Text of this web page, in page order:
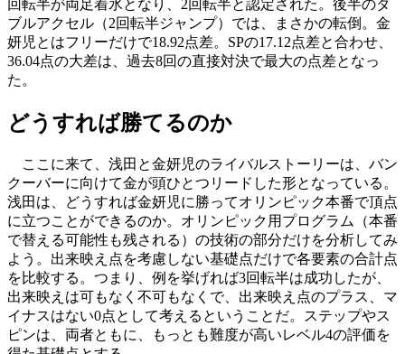
回転半が両足着氷となり、2回転半と認定された。後半のダ
ブルアクセル（2回転半ジャンプ）では、まさかの転倒。金
妍児とはフリーだけで18.92点差。SPの17.12点差と合わせ、
36.04点の大差は、過去8回の直接対決で最大の点差となっ
た。
どうすれば勝てるのか
ここに来て、浅田と金妍児のライバルストーリーは、バン
クーバーに向けて金が頭ひとつリードした形となっている。
浅田は、どうすれば金妍児に勝ってオリンピック本番で頂点
に立つことができるのか。オリンピック用プログラム（本番
で替える可能性も残される）の技術の部分だけを分析してみ
よう。出来映え点を考慮しない基礎点だけで各要素の合計点
を比較する。つまり、例を挙げれば3回転半は成功したが、
出来映えは可もなく不可もなくで、出来映え点のプラス、マ
イナスはない0点として考えるということだ。ステップやス
ピンは、両者ともに、もっとも難度が高いレベル4の評価を